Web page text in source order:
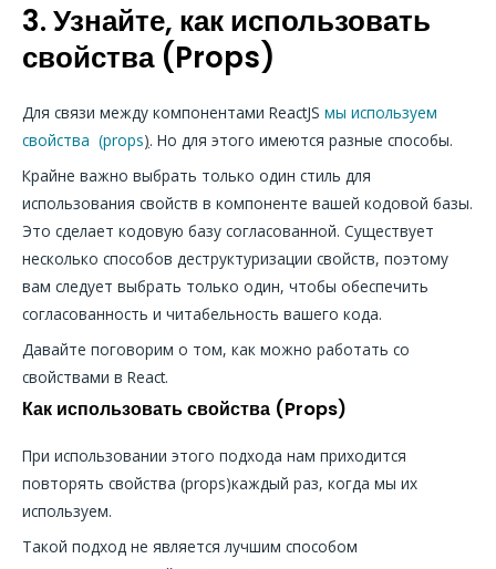
3. Узнайте, как использовать
свойства (Props)
Для связи между компонентами ReactJS мы используем
свойства (props). Но для этого имеются разные способы.
Крайне важно выбрать только один стиль для
использования свойств в компоненте вашей кодовой базы.
Это сделает кодовую базу согласованной. Существует
несколько способов деструктуризации свойств, поэтому
вам следует выбрать только один, чтобы обеспечить
согласованность и читабельность вашего кода.
Давайте поговорим о том, как можно работать со
свойствами в React.
Как использовать свойства (Props)
При использовании этого подхода нам приходится
повторять свойства (props)каждый раз, когда мы их
используем.
Такой подход не является лучшим способом